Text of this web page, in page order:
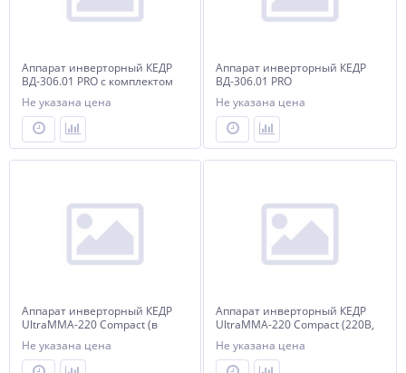
Аппарат инверторный КЕДР
ВД-306.01 PRO с комплектом
Не указана цена
Аппарат инверторный КЕДР
ВД-306.01 PRO
Не указана цена
Аппарат инверторный КЕДР
UltraMMA-220 Compact (в
комплекте с маской
сварщика хамелеон и
крагами)
Не указана цена
Аппарат инверторный КЕДР
UltraMMA-220 Compact (220В,
20-220А) (промо-набор)
Не указана цена